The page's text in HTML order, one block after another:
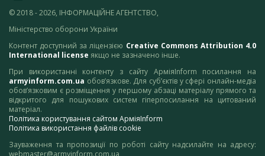
© 2018 - 2026, ІНФОРМАЦІЙНЕ АГЕНТСТВО,
Міністерство оборони України
Контент доступний за ліцензією Creative Commons Attribution 4.0
International license якщо не зазначено інше.
При використанні контенту з сайту АрміяInform посилання на
armyinform.com.ua обов’язкове. Для суб’єктів у сфері онлайн-медіа
обов’язковим є розміщення у першому абзаці матеріалу прямого та
відкритого для пошукових систем гіперпосилання на цитований
матеріал.
Політика користування сайтом АрміяInform
Політика використання файлів cookie
Зауваження та пропозиції по роботі сайту надсилайте на адресу:
webmaster@armyinform.com.ua